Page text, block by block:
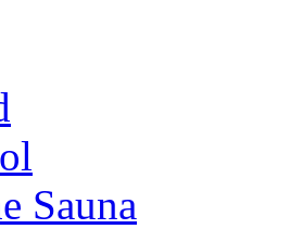
Sauna